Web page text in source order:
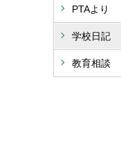
PTAより
学校日記
教育相談